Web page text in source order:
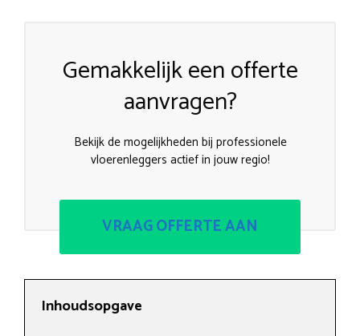
Gemakkelijk een offerte
aanvragen?
Bekijk de mogelijkheden bij professionele
vloerenleggers actief in jouw regio!
VRAAG OFFERTE AAN
Inhoudsopgave